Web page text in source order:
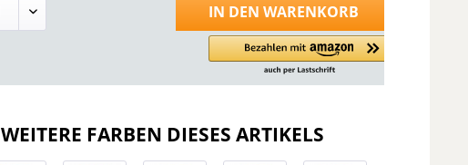
IN DEN WARENKORB
WEITERE FARBEN DIESES ARTIKELS